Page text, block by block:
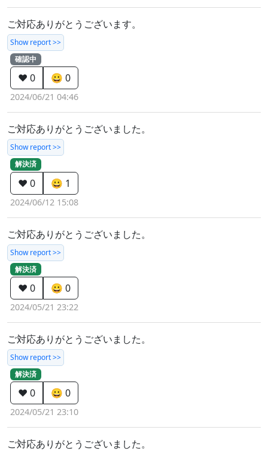
ご対応ありがとうございます。
Show report >>
確認中
❤️ 0 😀 0
2024/06/21 04:46
ご対応ありがとうございました。
Show report >>
解決済
❤️ 0 😀 1
2024/06/12 15:08
ご対応ありがとうございました。
Show report >>
解決済
❤️ 0 😀 0
2024/05/21 23:22
ご対応ありがとうございました。
Show report >>
解決済
❤️ 0 😀 0
2024/05/21 23:10
ご対応ありがとうございました。